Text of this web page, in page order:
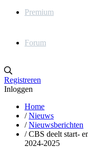
Premium
Forum
Registreren
Inloggen
Home
/ Nieuws
/ Nieuwsberichten
/ CBS deelt start-
2024-2025